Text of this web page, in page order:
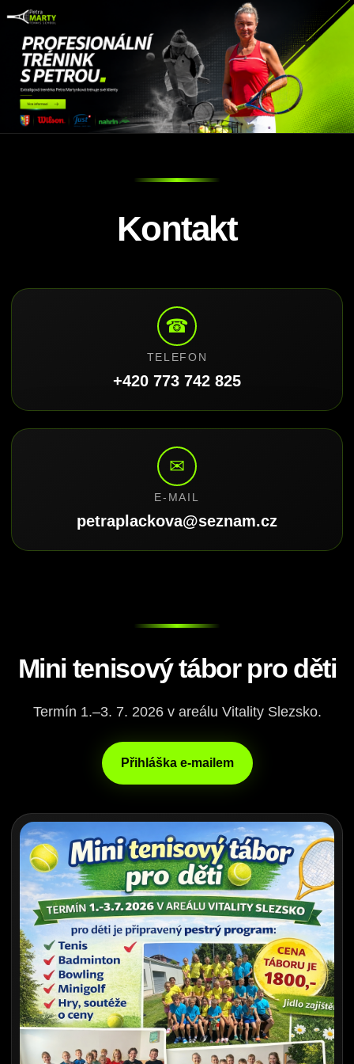
Kontakt
☎
TELEFON
+420 773 742 825
✉
E-MAIL
petraplackova@seznam.cz
Mini tenisový tábor pro děti
Termín 1.–3. 7. 2026 v areálu Vitality Slezsko.
Přihláška e-mailem